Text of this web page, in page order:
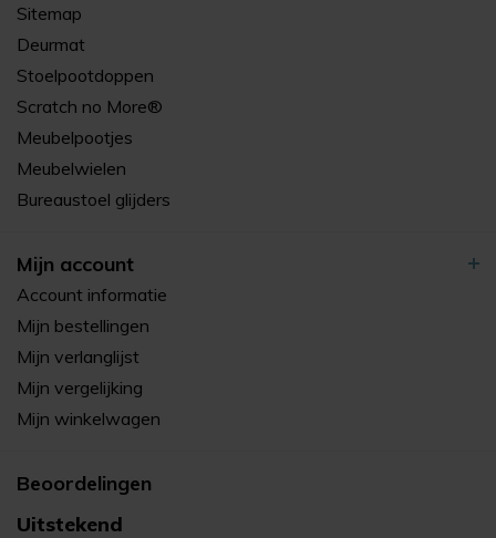
Sitemap
Deurmat
Stoelpootdoppen
Scratch no More®
Meubelpootjes
Meubelwielen
Bureaustoel glijders
Mijn account
Account informatie
Mijn bestellingen
Mijn verlanglijst
Mijn vergelijking
Mijn winkelwagen
Beoordelingen
Uitstekend